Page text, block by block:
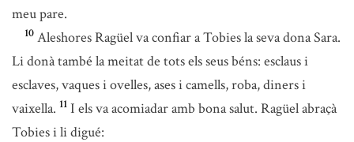
meu pare.
10 Aleshores Ragüel va confiar a Tobies la seva dona Sara.
Li donà també la meitat de tots els seus béns: esclaus i
esclaves, vaques i ovelles, ases i camells, roba, diners i
vaixella. 11 I els va acomiadar amb bona salut. Ragüel abraçà
Tobies i li digué: